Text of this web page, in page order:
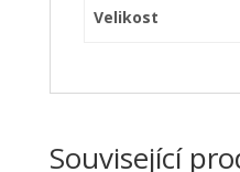
Velikost
Související